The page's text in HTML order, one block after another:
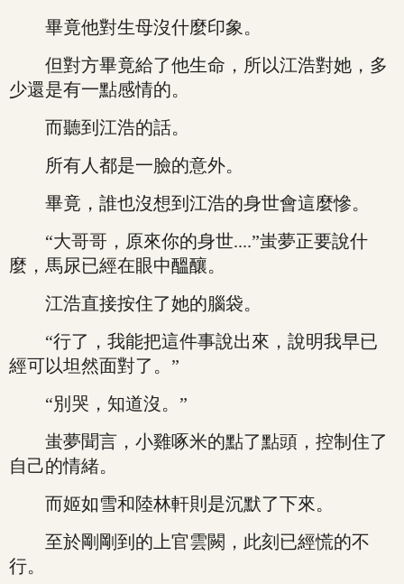
畢竟他對生母沒什麼印象。
但對方畢竟給了他生命，所以江浩對她，多
少還是有一點感情的。
而聽到江浩的話。
所有人都是一臉的意外。
畢竟，誰也沒想到江浩的身世會這麼慘。
“大哥哥，原來你的身世....”蚩夢正要說什
麼，馬尿已經在眼中醞釀。
江浩直接按住了她的腦袋。
“行了，我能把這件事說出來，說明我早已
經可以坦然面對了。”
“別哭，知道沒。”
蚩夢聞言，小雞啄米的點了點頭，控制住了
自己的情緒。
而姬如雪和陸林軒則是沉默了下來。
至於剛剛到的上官雲闕，此刻已經慌的不
行。